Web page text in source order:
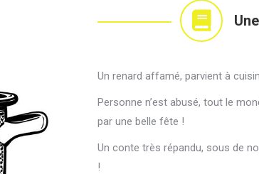
Un renard affamé, parvient à
Personne n’est abusé, tout le
par une belle fête !
Un conte très répandu, sous de
!